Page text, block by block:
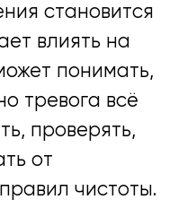
становится
влиять на
понимать,
тревога всё
проверять,
от
чистоты.